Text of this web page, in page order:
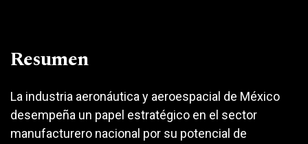
Resumen
La industria aeronáutica y aeroespacial de México
desempeña un papel estratégico en el sector
manufacturero nacional por su potencial de